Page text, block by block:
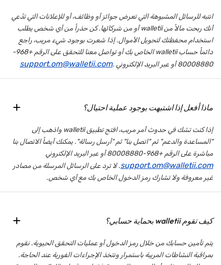
انتبه للرسائل المشبوهة التي تعرض جوائز أو وظائف، أو للإعلانات التي تدّعي
أنك ربحت مالاً من walletii أو من شركائها. كن حذراً من أي شخص يطلب
استخدام محفظتك لتحويل الأموال. إذا شعرت بوجود شيء مريب، راجع
دائماً حساب walletii الخاص بك أو تواصل معنا للتحقق على الرقم +968-
80008880 أو عبر البريد الإلكتروني .
support.om@walletii.com
ماذا أفعل إذا اشتبهت بوجود عملية احتيال؟
إذا كنت تشك في حدوث أمر مريب، افتح تطبيق walletii واذهب إلى
"المساعدة والدعم" ثم "اتصل بنا" ثم "أرسل رسالة". يمكنك أيضاً الاتصال بنا
مباشرة على الرقم +968-80008880 أو عبر البريد الإلكتروني
support.om@walletii.com. لا ترد على الرسائل المرسلة من مصادر
غير معروفة ولا تشارك رمز الدخول الخاص بك مع أي شخص.
كيف تقوم walletii بحماية حسابي؟
يتم تأمين حسابك من خلال رمز الدخول أو عمليات التحقق الحيوية. نقوم
بمراقبة النشاطات المريبة باستمرار ونتخذ الإجراءات الفورية عند الحاجة.